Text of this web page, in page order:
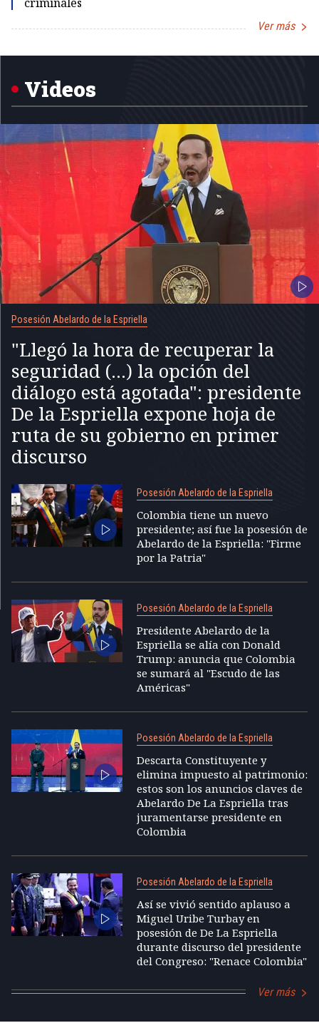
Ver más
Videos
Posesión Abelardo de la Espriella
"Llegó la hora de recuperar la
seguridad (...) la opción del
diálogo está agotada": presidente
De la Espriella expone hoja de
ruta de su gobierno en primer
discurso
Posesión Abelardo de la Espriella
Colombia tiene un nuevo
presidente; así fue la posesión de
Abelardo de la Espriella: "Firme
por la Patria"
Posesión Abelardo de la Espriella
Presidente Abelardo de la
Espriella se alía con Donald
Trump: anuncia que Colombia
se sumará al "Escudo de las
Américas"
Posesión Abelardo de la Espriella
Descarta Constituyente y
elimina impuesto al patrimonio:
estos son los anuncios claves de
Abelardo De La Espriella tras
juramentarse presidente en
Colombia
Posesión Abelardo de la Espriella
Así se vivió sentido aplauso a
Miguel Uribe Turbay en
posesión de De La Espriella
durante discurso del presidente
del Congreso: "Renace Colombia"
Ver más